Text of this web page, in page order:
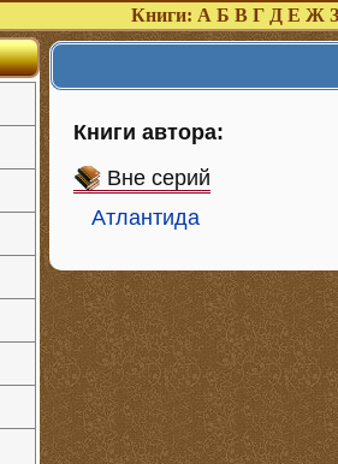
Книги: А Б В Г Д Е Ж З
Книги автора:
Вне серий
Атлантида